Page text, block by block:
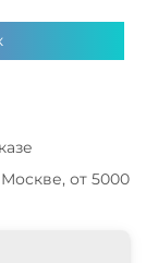
от 5000